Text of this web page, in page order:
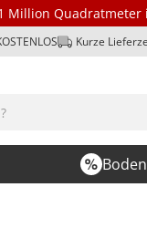
Million Quadratmeter
Kurze